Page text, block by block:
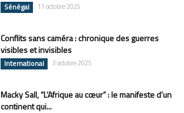
Sénégal 11 octobre 2025
Conflits sans caméra : chronique des guerres
visibles et invisibles
International 3 octobre 2025
Macky Sall, “L’Afrique au cœur” : le manifeste d’un
continent qui...